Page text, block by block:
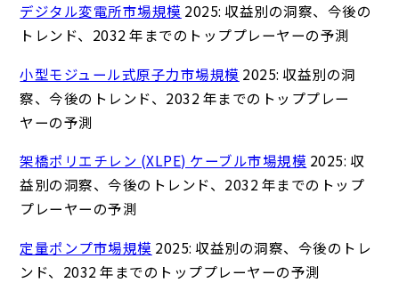
デジタル変電所市場規模 2025: 収益別の洞察、今後の
トレンド、2032 年までのトッププレーヤーの予測
小型モジュール式原子力市場規模 2025: 収益別の洞
察、今後のトレンド、2032 年までのトッププレー
ヤーの予測
架橋ポリエチレン (XLPE) ケーブル市場規模 2025: 収
益別の洞察、今後のトレンド、2032 年までのトップ
プレーヤーの予測
定量ポンプ市場規模 2025: 収益別の洞察、今後のトレ
ンド、2032 年までのトッププレーヤーの予測